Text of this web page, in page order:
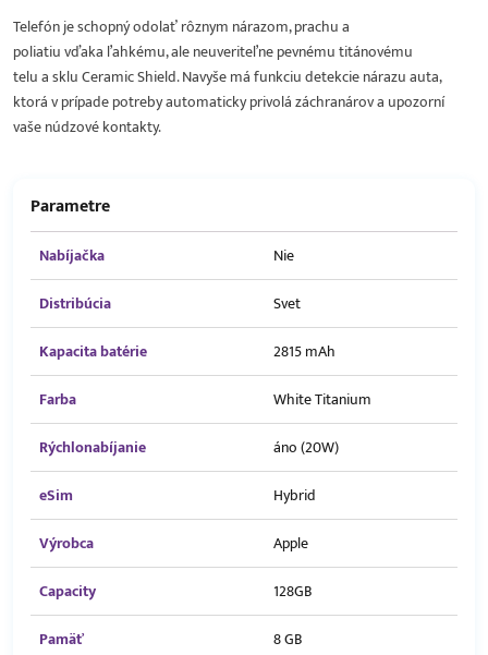
Telefón je schopný odolať rôznym nárazom, prachu a
poliatiu vďaka ľahkému, ale neuveriteľne pevnému titánovému
telu a sklu Ceramic Shield. Navyše má funkciu detekcie nárazu auta,
ktorá v prípade potreby automaticky privolá záchranárov a upozorní
vaše núdzové kontakty.
Parametre
Nabíjačka
Nie
Distribúcia
Svet
Kapacita batérie
2815 mAh
Farba
White Titanium
Rýchlonabíjanie
áno (20W)
eSim
Hybrid
Výrobca
Apple
Capacity
128GB
Pamäť
8 GB